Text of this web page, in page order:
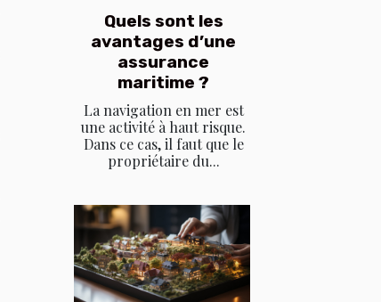
Quels sont les
avantages d’une
assurance
maritime ?
La navigation en mer est
une activité à haut risque.
Dans ce cas, il faut que le
propriétaire du...